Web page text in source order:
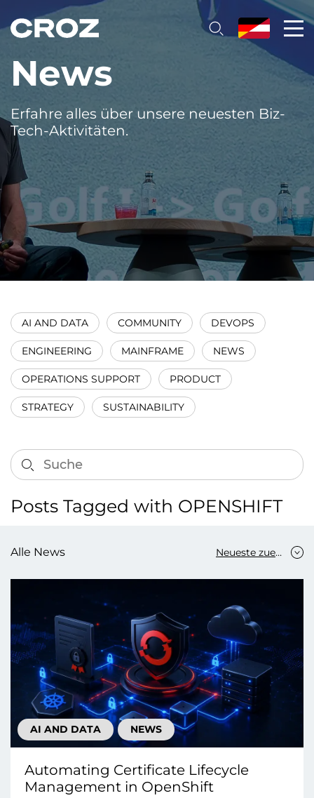
News
Erfahre alles über unsere neuesten Biz-
Tech-Aktivitäten.
AI AND DATA COMMUNITY DEVOPS
ENGINEERING MAINFRAME NEWS
OPERATIONS SUPPORT PRODUCT
STRATEGY SUSTAINABILITY
Posts Tagged with OPENSHIFT
Alle News Neueste zuerst
AI AND DATA NEWS
Automating Certificate Lifecycle
Management in OpenShift